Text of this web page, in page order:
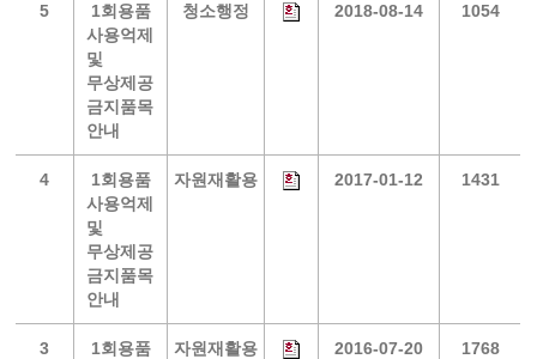
5
1회용품
사용억제
및
무상제공
금지품목
안내
청소행정 2018-08-14 1054
4
1회용품
사용억제
및
무상제공
금지품목
안내
자원재활용 2017-01-12 1431
3
1회용품
자원재활용 2016-07-20 1768